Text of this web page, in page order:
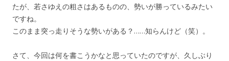
たが、若さゆえの粗さはあるものの、勢いが勝っているみたい
ですね。
このまま突っ走りそうな勢いがある？……知らんけど（笑）。
さて、今回は何を書こうかなと思っていたのですが、久しぶり